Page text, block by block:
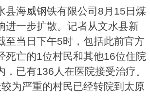
县海威钢铁有限公司8月15日煤
进一步扩散。记者从文水县新
至当日下午5时，包括此前官方
死亡的1位村民和其他16位住院
，已有136人在医院接受治疗。
为严重的村民已经转院到太原